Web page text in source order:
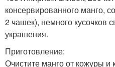
консервированного манго,
2 чашек), немного кусочков
украшения.
Приготовление:
Очистите манго от кожуры и